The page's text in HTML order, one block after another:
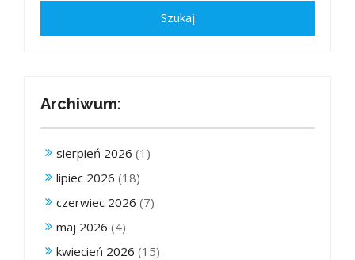
Archiwum:
sierpień 2026 (1)
lipiec 2026 (18)
czerwiec 2026 (7)
maj 2026 (4)
kwiecień 2026 (15)